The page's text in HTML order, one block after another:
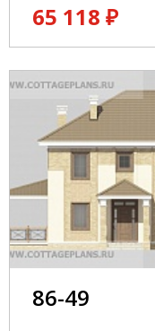
65 118 ₽
86-49